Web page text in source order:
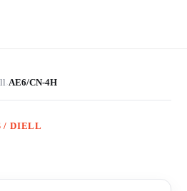
›AE6/CN-4H
/ DIELL